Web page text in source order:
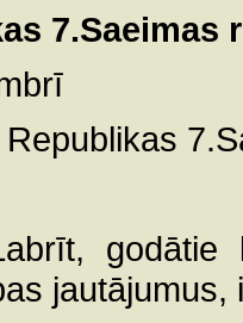
7.Saeimas